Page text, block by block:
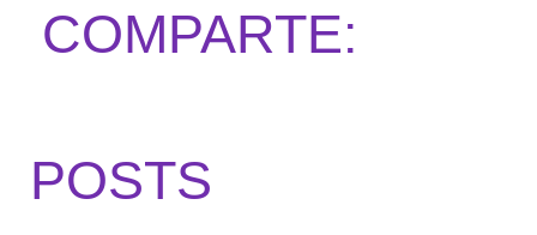
COMPARTE:
POSTS